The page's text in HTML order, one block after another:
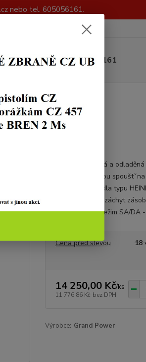
nebo tel. 605056161.
+420 605 056 161
Mk12/4
Mk12/4
Speciálně upravená a
Zbraň má odladěnou
nízkoprofilová mířidla typu
vláknem, zvětšený záchyt
Ráže 9mm Luger Režim SA/DA -
Cena před slevou 18
14 250,00 Kč/ks
11 776,86 Kč bez DPH
Výrobce: Grand Power